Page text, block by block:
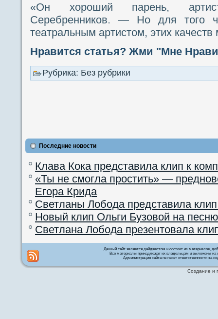
«Он хороший парень,
Серебренников. — Но для того
театральным артистом, этих качеств
Нравится статья? Жми "Мне
Рубрика: Без рубрики
Последние новости
Клава Кока представила клип к
«Ты не смогла простить» —
Егора Крида
Светланы Лобода представила
Новый клип Ольги Бузовой на
Светлана Лобода презентовала
Данный сайт является дайджестом и состоит из материалов,
Все материалы принадлежат их владельцам и выложены на
Администрация сайта не несет ответственности за
Создание и